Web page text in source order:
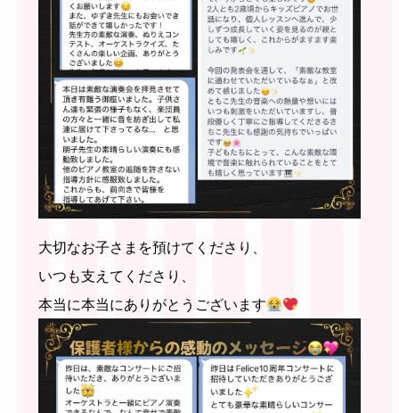
大切なお子さまを預けてくださり、
いつも支えてくださり、
本当に本当にありがとうございます